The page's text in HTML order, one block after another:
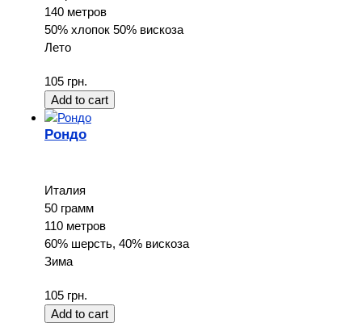
140 метров
50% хлопок 50% вискоза
Лето
105 грн.
Рондо
Италия
50 грамм
110 метров
60% шерсть, 40% вискоза
Зима
105 грн.